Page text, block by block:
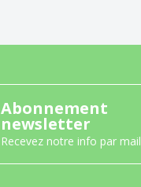
Abonnement
newsletter
Recevez notre info par mail